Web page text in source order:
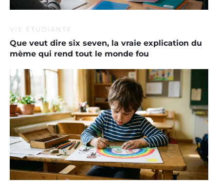
VIE ÉTUDIANTE
Que veut dire six seven, la vraie explication du
mème qui rend tout le monde fou